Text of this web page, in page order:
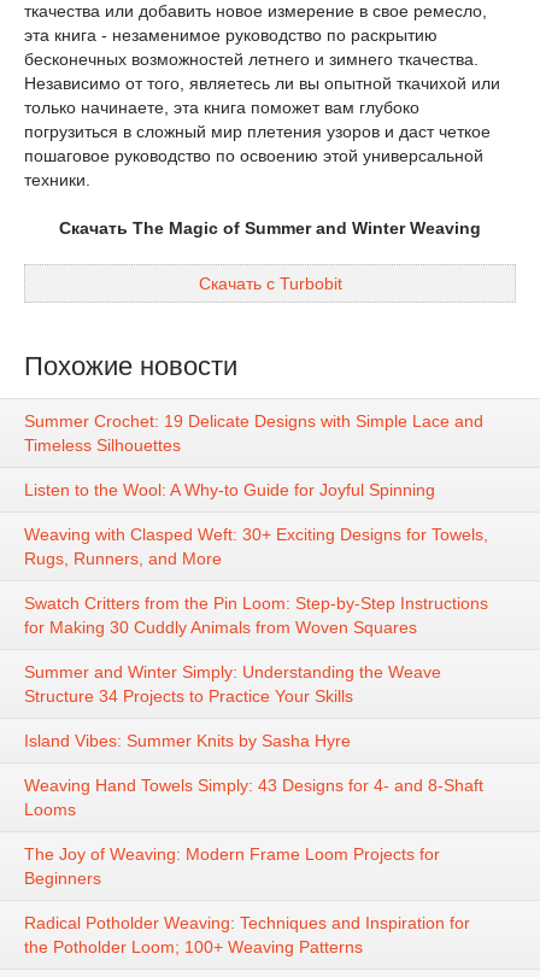
ткачества или добавить новое измерение в свое ремесло,
эта книга - незаменимое руководство по раскрытию
бесконечных возможностей летнего и зимнего ткачества.
Независимо от того, являетесь ли вы опытной ткачихой или
только начинаете, эта книга поможет вам глубоко
погрузиться в сложный мир плетения узоров и даст четкое
пошаговое руководство по освоению этой универсальной
техники.
Скачать The Magic of Summer and Winter Weaving
Скачать с Turbobit
Похожие новости
Summer Crochet: 19 Delicate Designs with Simple Lace and
Timeless Silhouettes
Listen to the Wool: A Why-to Guide for Joyful Spinning
Weaving with Clasped Weft: 30+ Exciting Designs for Towels,
Rugs, Runners, and More
Swatch Critters from the Pin Loom: Step-by-Step Instructions
for Making 30 Cuddly Animals from Woven Squares
Summer and Winter Simply: Understanding the Weave
Structure 34 Projects to Practice Your Skills
Island Vibes: Summer Knits by Sasha Hyre
Weaving Hand Towels Simply: 43 Designs for 4- and 8-Shaft
Looms
The Joy of Weaving: Modern Frame Loom Projects for
Beginners
Radical Potholder Weaving: Techniques and Inspiration for
the Potholder Loom; 100+ Weaving Patterns